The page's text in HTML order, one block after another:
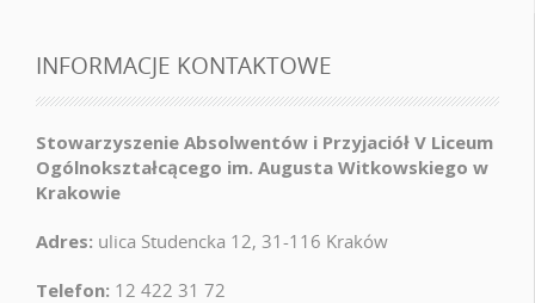
INFORMACJE KONTAKTOWE
Stowarzyszenie Absolwentów i Przyjaciół V Liceum
Ogólnokształcącego im. Augusta Witkowskiego w
Krakowie
Adres: ulica Studencka 12, 31-116 Kraków
Telefon: 12 422 31 72